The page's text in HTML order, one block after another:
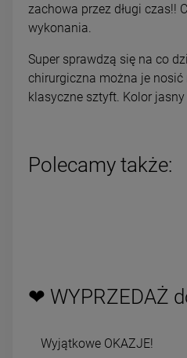
zachowa przez długi czas!!
wykonania.
Super sprawdzą się na co
chirurgiczna można je
klasyczne sztyft. Kolor jasny
Polecamy także:
❤ WYPRZEDAŻ
Wyjątkowe OKAZJE!